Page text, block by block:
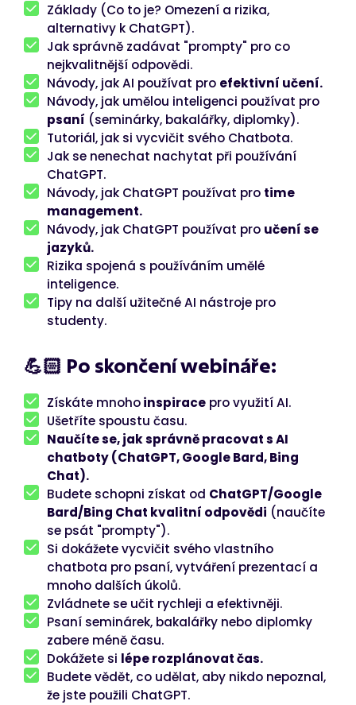
Základy (Co to je? Omezení a rizika,
alternativy k ChatGPT).
Jak správně zadávat "prompty" pro co
nejkvalitnější odpovědi.
Návody, jak AI používat pro efektivní učení.
Návody, jak umělou inteligenci používat pro
psaní (seminárky, bakalářky, diplomky).
Tutoriál, jak si vycvičit svého Chatbota.
Jak se nenechat nachytat při používání
ChatGPT.
Návody, jak ChatGPT používat pro time
management.
Návody, jak ChatGPT používat pro učení se
jazyků.
Rizika spojená s používáním umělé
inteligence.
Tipy na další užitečné AI nástroje pro
studenty.
💪🏻 Po skončení webináře:
Získáte mnohoinspiracepro využití AI.
Ušetříte spoustu času.
Naučíte se, jak správně pracovat s AI
chatboty (ChatGPT, Google Bard, Bing
Chat).
Budete schopni získat od ChatGPT/Google
Bard/Bing Chat kvalitní odpovědi (naučíte
se psát "prompty").
Si dokážete vycvičit svého vlastního
chatbota pro psaní, vytváření prezentací a
mnoho dalších úkolů.
Zvládnete se učit rychleji a efektivněji.
Psaní seminárek, bakalářky nebo diplomky
zabere méně času.
Dokážete si lépe rozplánovat čas.
Budete vědět, co udělat, aby nikdo nepoznal,
že jste použili ChatGPT.